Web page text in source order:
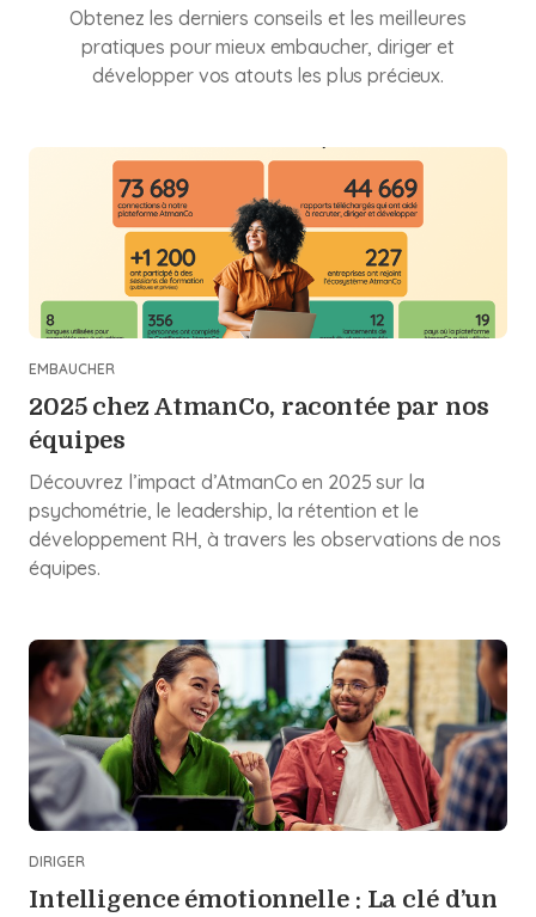
Obtenez les derniers conseils et les meilleures
pratiques pour mieux embaucher, diriger et
développer vos atouts les plus précieux.
EMBAUCHER
2025 chez AtmanCo, racontée par nos
équipes
Découvrez l’impact d’AtmanCo en 2025 sur la
psychométrie, le leadership, la rétention et le
développement RH, à travers les observations de nos
équipes.
DIRIGER
Intelligence émotionnelle : La clé d’un